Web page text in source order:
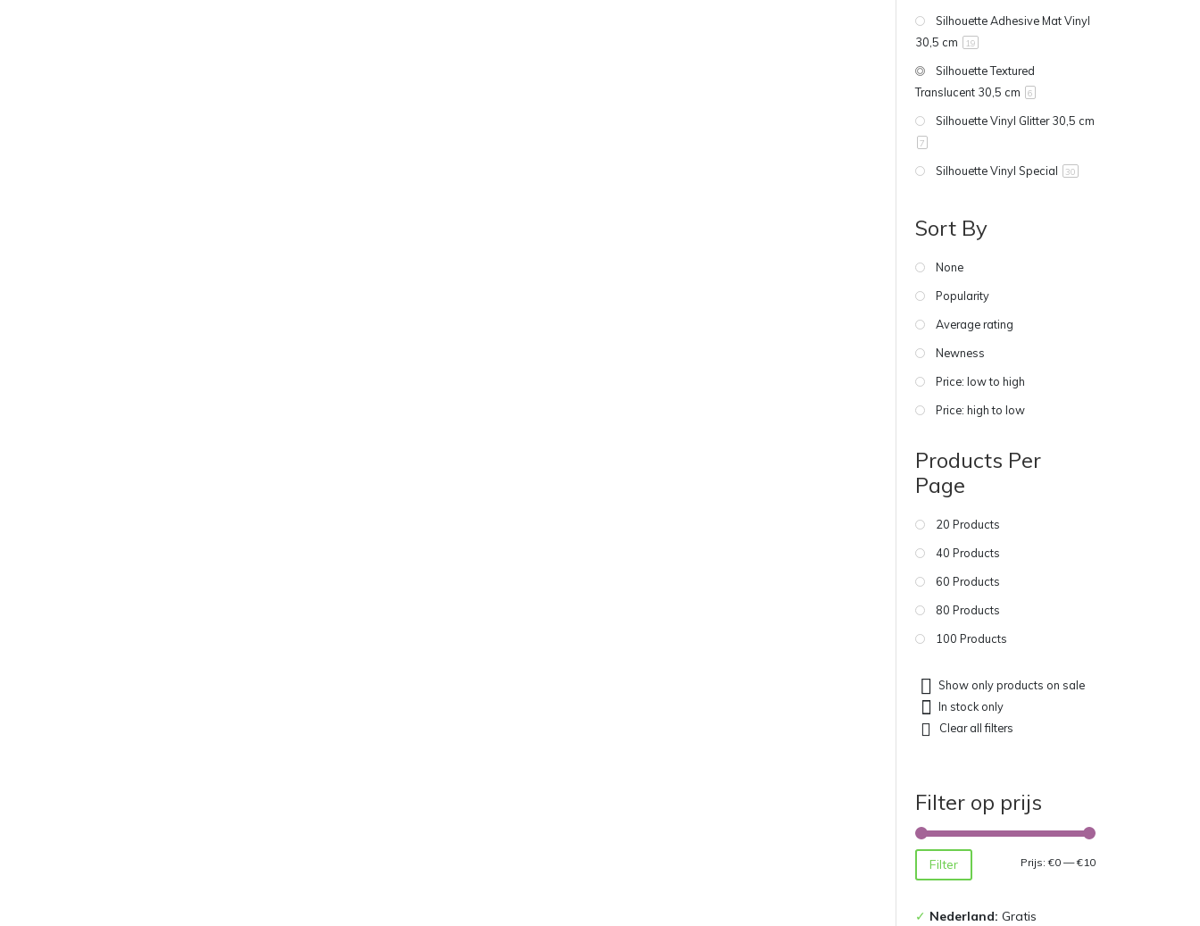
Silhouette Adhesive Mat Vinyl
30,5 cm
19
Silhouette Textured
Translucent 30,5 cm
6
Silhouette Vinyl Glitter 30,5 cm
7
Silhouette Vinyl Special 30
Sort By
None
Popularity
Average rating
Newness
Price: low to high
Price: high to low
Products Per
Page
20 Products
40 Products
60 Products
80 Products
100 Products
Show only products on sale
In stock only
Clear all filters
Filter op prijs
Min.
Max.
Filter Prijs:€0—€10
✓ Nederland:Gratis